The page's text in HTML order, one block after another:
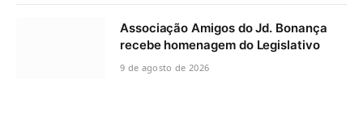
Associação Amigos do Jd. Bonança
recebe homenagem do Legislativo
9 de agosto de 2026